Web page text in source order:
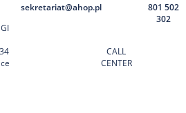
sekretariat@ahop.pl
CALL
CENTER
801 502
302